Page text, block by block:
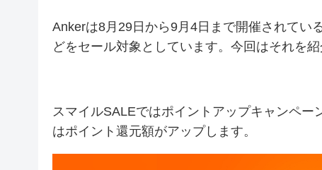
Ankerは8月29日から9月4日まで開催されてい
どをセール対象としています。今回はそれを紹
スマイルSALEではポイントアップキャンペ
はポイント還元額がアップします。